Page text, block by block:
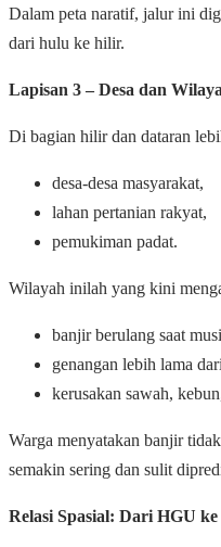
Dalam peta naratif, jalur ini
dari hulu ke hilir.
Lapisan 3 – Desa dan
Di bagian hilir dan dataran
desa-desa masyarakat,
lahan pertanian rakyat,
pemukiman padat.
Wilayah inilah yang kini
banjir berulang saat
genangan lebih lama
kerusakan sawah,
Warga menyatakan banjir
semakin sering dan sulit
Relasi Spasial: Dari HGU